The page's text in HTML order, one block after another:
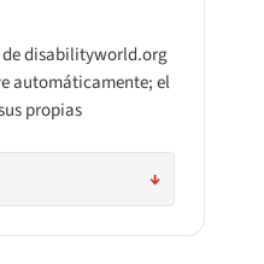
de disabilityworld.org
automáticamente; el
propias
↓